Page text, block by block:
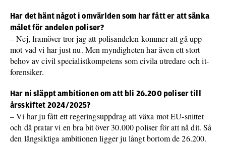
Har det hänt något i omvärlden som har fått er att sänka
målet för andelen poliser?
– Nej, framöver tror jag att polisandelen kommer att gå upp
mot vad vi har just nu. Men myndigheten har även ett stort
behov av civil specialistkompetens som civila utredare och it-
forensiker.
Har ni släppt ambitionen om att bli 26.200 poliser till
årsskiftet 2024/2025?
– Vi har ju fått ett regeringsuppdrag att växa mot EU-snittet
och då pratar vi en bra bit över 30.000 poliser för att nå dit. Så
den långsiktiga ambitionen ligger ju långt bortom de 26.200.